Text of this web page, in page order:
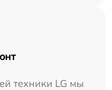
техники LG мы